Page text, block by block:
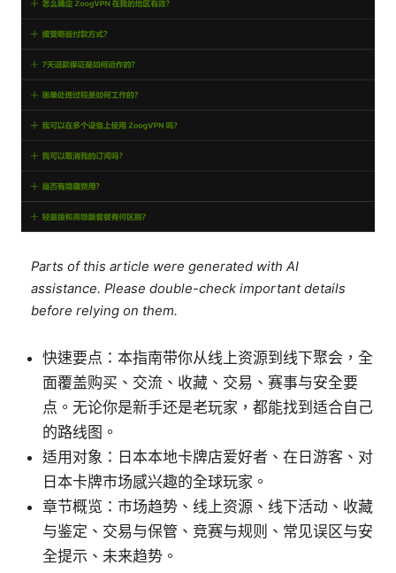
Parts of this article were generated with AI
assistance. Please double-check important details
before relying on them.
快速要点：本指南带你从线上资源到线下聚会，全
面覆盖购买、交流、收藏、交易、赛事与安全要
点。无论你是新手还是老玩家，都能找到适合自己
的路线图。
适用对象：日本本地卡牌店爱好者、在日游客、对
日本卡牌市场感兴趣的全球玩家。
章节概览：市场趋势、线上资源、线下活动、收藏
与鉴定、交易与保管、竞赛与规则、常见误区与安
全提示、未来趋势。